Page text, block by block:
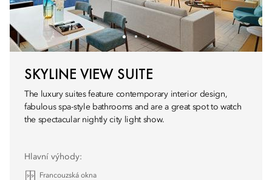
SKYLINE VIEW SUITE
The luxury suites feature contemporary interior design,
fabulous spa-style bathrooms and are a great spot to watch
the spectacular nightly city light show.
Hlavní výhody:
Francouzská okna